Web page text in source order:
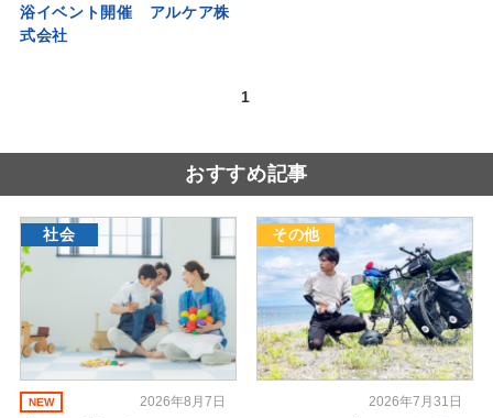
浴イベント開催 アルケア株
式会社
1
おすすめ記事
社会
NEW 2026年8月7日
その他
2026年7月31日